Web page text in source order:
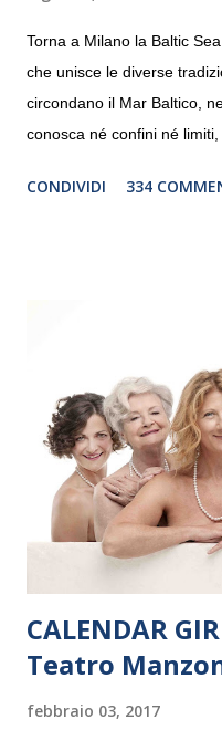
Torna a Milano la Baltic
che unisce le diverse
circondano il Mar Baltico,
conosca né confini né
debutterà il 10 settembre
“Settembre
consecutivo. Il pubblico
giovani artisti della Baltic
volta. L’orchestra, fondata
da un prestigioso consiglio
CONDIVIDI 334
CALENDAR
Teatro
febbraio 03, 2017